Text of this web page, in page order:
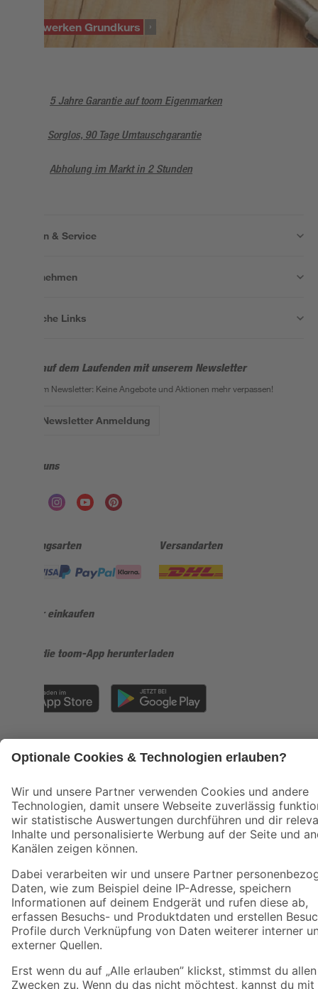
Heimwerken Grundkurs
5 Jahre Garantie auf toom Eigenmarken
Sorglos, 90 Tage Umtauschgarantie
Abholung im Markt in 2 Stunden
Wissen & Service
Unternehmen
Nützliche Links
Bleib auf dem Laufenden mit unserem Newsletter
Der toom Newsletter: Keine Angebote und Aktionen mehr verpassen!
Zur Newsletter Anmeldung
Folge uns
Zahlungsarten Versandarten
Sicher einkaufen
Jetzt die toom-App herunterladen
sich auf den unter "Mein Markt" ausgewählten toom Baumarkt. Alle Angebote und
Produkte nur solange der Vorrat reicht.
*Paketversand ab 59 € versandkostenfrei, gilt nicht für Artikel mit Speditionsversand, hier
fallen zusätzliche Versandkosten an.
Nutzungsbedingungen
Widerrufsrecht
Vertrag widerrufen
Barrierefreiheit
© 2026 toom Baumarkt GmbH